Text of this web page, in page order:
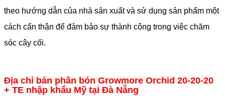
theo hướng dẫn của nhà sản xuất và sử dụng sản phẩm một
cách cẩn thận để đảm bảo sự thành công trong việc chăm
sóc cây cối.
Địa chỉ bán phân bón Growmore Orchid 20-20-20
+ TE nhập khẩu Mỹ tại Đà Nẵng